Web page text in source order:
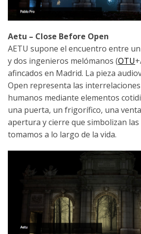
Aetu – Close Before Open
AETU supone el encuentro entre
y dos ingenieros melómanos (OTU
afincados en Madrid. La pieza
Open representa las
humanos mediante elementos
una puerta, un frigorífico, una
apertura y cierre que simbolizan las
tomamos a lo largo de la vida.